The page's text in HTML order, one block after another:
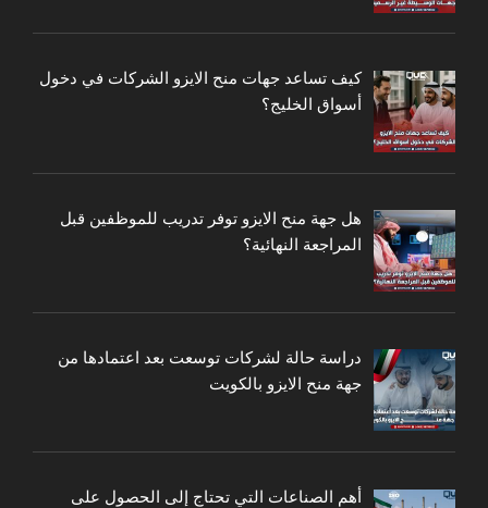
كيف تساعد جهات منح الايزو الشركات في دخول
أسواق الخليج؟
هل جهة منح الايزو توفر تدريب للموظفين قبل
المراجعة النهائية؟
دراسة حالة لشركات توسعت بعد اعتمادها من
جهة منح الايزو بالكويت
أهم الصناعات التي تحتاج إلى الحصول على